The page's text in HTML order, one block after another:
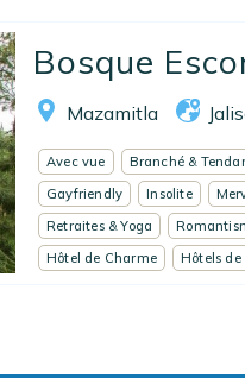
Bosque
Mazamitla
Avec vue Branché &
Gayfriendly
Insolite
Retraites & Yoga
Hôtel de Charme
Hôtels